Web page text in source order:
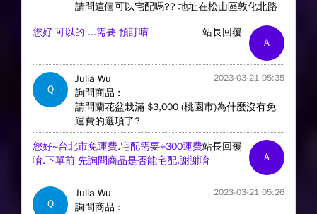
請問這個可以宅配嗎?? 地址在松山區敦化北路
A
站長回覆
您好 可以的 ...需要 預訂唷
Q
Julia Wu 2023-03-21 05:35
詢問商品 :
請問蘭花盆栽滿 $3,000 (桃園市)為什麼沒有免
運費的選項了?
A
站長回覆
您好~台北市免運費.宅配需要+300運費
唷.下單前 先詢問商品是否能宅配.謝謝唷
Q
Julia Wu 2023-03-21 05:26
詢問商品 :